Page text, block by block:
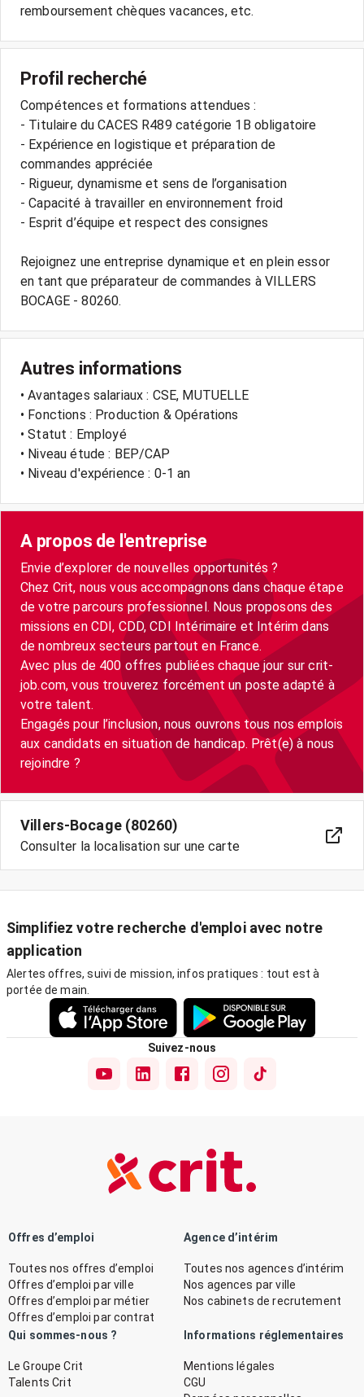
remboursement chèques vacances, etc.
Profil recherché
Compétences et formations attendues :
- Titulaire du CACES R489 catégorie 1B obligatoire
- Expérience en logistique et préparation de
commandes appréciée
- Rigueur, dynamisme et sens de l’organisation
- Capacité à travailler en environnement froid
- Esprit d’équipe et respect des consignes
Rejoignez une entreprise dynamique et en plein essor
en tant que préparateur de commandes à VILLERS
BOCAGE - 80260.
Autres informations
• Avantages salariaux : CSE, MUTUELLE
• Fonctions : Production & Opérations
• Statut : Employé
• Niveau étude : BEP/CAP
• Niveau d'expérience : 0-1 an
A propos de l'entreprise
Envie d’explorer de nouvelles opportunités ?
Chez Crit, nous vous accompagnons dans chaque étape
de votre parcours professionnel. Nous proposons des
missions en CDI, CDD, CDI Intérimaire et Intérim dans
de nombreux secteurs partout en France.
Avec plus de 400 offres publiées chaque jour sur crit-
job.com, vous trouverez forcément un poste adapté à
votre talent.
Engagés pour l’inclusion, nous ouvrons tous nos emplois
aux candidats en situation de handicap. Prêt(e) à nous
Villers-Bocage (80260)
Consulter la localisation sur une carte
Simplifiez votre recherche d'emploi avec notre
application
Alertes offres, suivi de mission, infos pratiques : tout est à
portée de main.
Suivez-nous
Offres d’emploi
Toutes nos offres d’emploi
Offres d’emploi par ville
Offres d’emploi par métier
Offres d’emploi par contrat
Agence d’intérim
Toutes nos agences d’intérim
Nos agences par ville
Nos cabinets de recrutement
Qui sommes-nous ?
Le Groupe Crit
Talents Crit
Informations réglementaires
Mentions légales
CGU